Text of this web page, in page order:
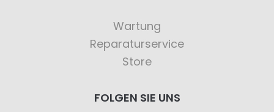
Wartung
Reparaturservice
Store
FOLGEN SIE UNS